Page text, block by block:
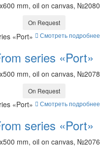
mm, oil on canvas, №2080
On Request
Смотреть подробнее
series «Port»
mm, oil on canvas, №2078
On Request
Смотреть подробнее
series «Port»
mm, oil on canvas, №2076